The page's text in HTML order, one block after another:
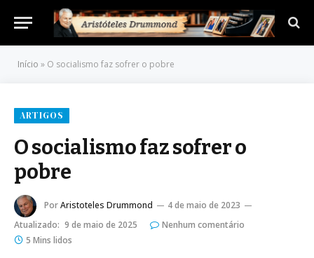
Início » O socialismo faz sofrer o pobre
ARTIGOS
O socialismo faz sofrer o
pobre
PorAristoteles Drummond
4 de maio de 2023
Atualizado: 9 de maio de 2025
Nenhum comentário
5 Mins lidos